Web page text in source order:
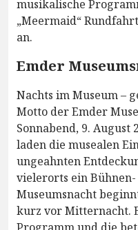
musikalische
„Meermaid“
an.
Emder
Nachts im Museum –
Motto der Emder
Sonnabend, 9.
laden die musealen
ungeahnten
vielerorts ein
Museumsnacht
kurz vor Mitternacht.